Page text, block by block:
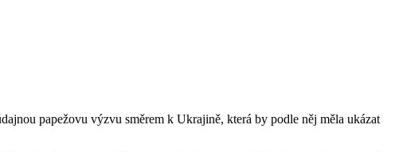
papežovu výzvu směrem k Ukrajině, která by podle něj měla ukázat